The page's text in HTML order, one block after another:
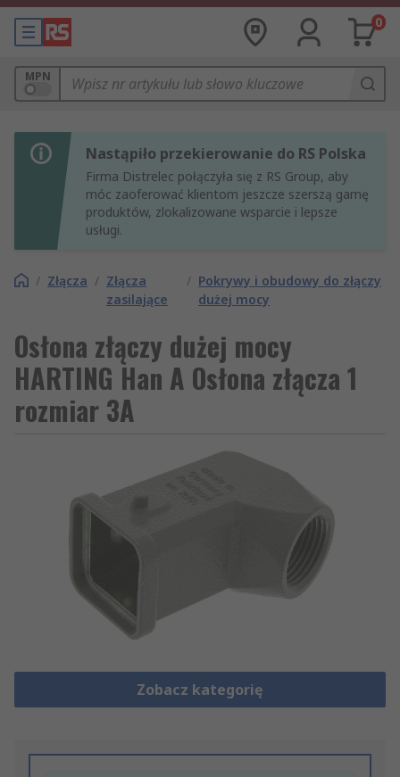
0
MPN
Nastąpiło przekierowanie do RS Polska
Firma Distrelec połączyła się z RS Group, aby
móc zaoferować klientom jeszcze szerszą gamę
produktów, zlokalizowane wsparcie i lepsze
usługi.
/ Złącza / Złącza
zasilające
/ Pokrywy i obudowy do złączy
dużej mocy
Osłona złączy dużej mocy
HARTING Han A Osłona złącza 1
rozmiar 3A
Zobacz kategorię